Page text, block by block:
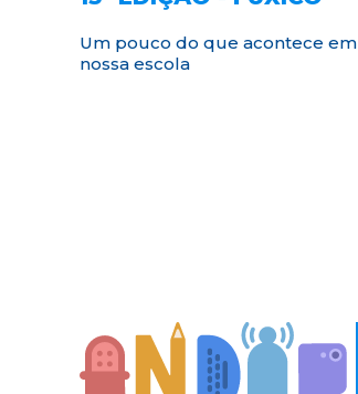
Um pouco do que acontece em
nossa escola